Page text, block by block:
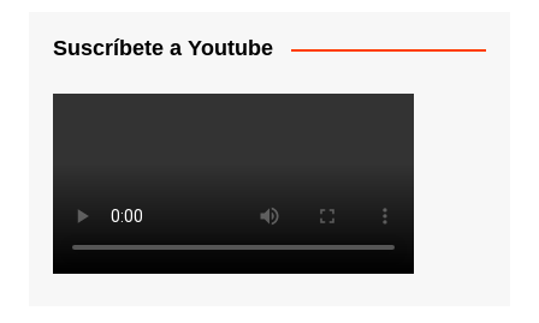
Suscríbete a Youtube